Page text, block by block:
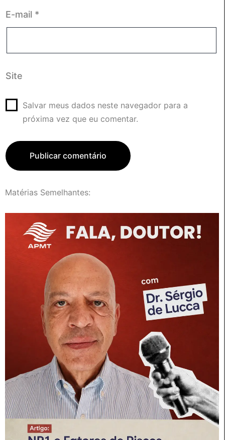
E-mail *
Site
Salvar meus dados neste navegador para a
próxima vez que eu comentar.
Matérias Semelhantes: